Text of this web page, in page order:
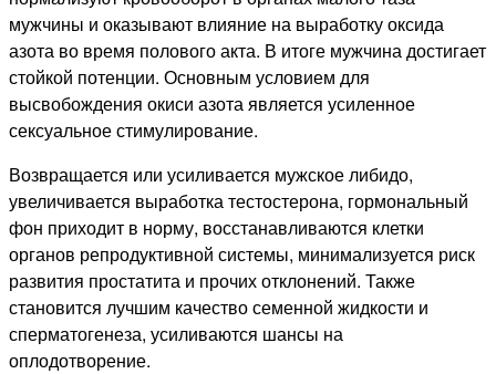
мужчины и оказывают влияние на выработку оксида
азота во время полового акта. В итоге мужчина достигает
стойкой потенции. Основным условием для
высвобождения окиси азота является усиленное
сексуальное стимулирование.
Возвращается или усиливается мужское либидо,
увеличивается выработка тестостерона, гормональный
фон приходит в норму, восстанавливаются клетки
органов репродуктивной системы, минимализуется риск
развития простатита и прочих отклонений. Также
становится лучшим качество семенной жидкости и
сперматогенеза, усиливаются шансы на
оплодотворение.